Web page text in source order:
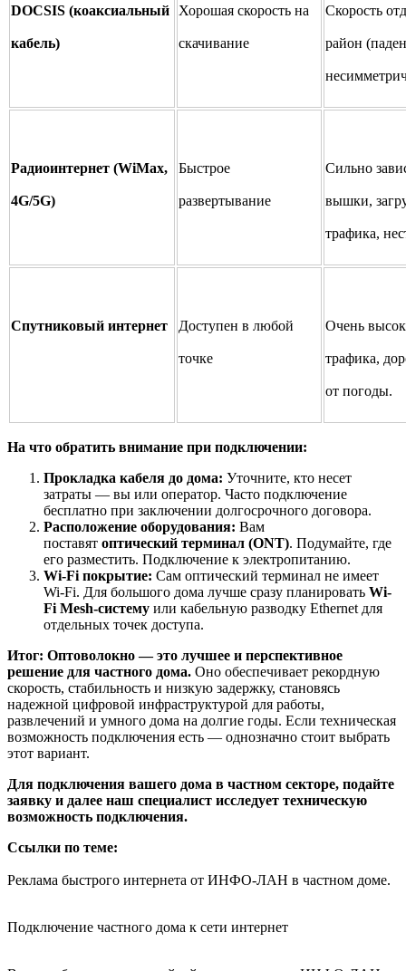
DOCSIS (коаксиальный
кабель)
Хорошая скорость на
скачивание
Скорость
район
Радиоинтернет (WiMax,
4G/5G)
Быстрое
развертывание
Сильно
вышки,
трафика,
Спутниковый интернет Доступен в любой
точке
Очень
трафика,
от погоды.
На что обратить внимание при подключении:
Прокладка кабеля до дома: Уточните, кто несет
затраты — вы или оператор. Часто подключение
бесплатно при заключении долгосрочного договора.
Расположение оборудования: Вам
поставят оптический терминал (ONT). Подумайте, где
его разместить. Подключение к электропитанию.
Wi-Fi покрытие: Сам оптический терминал не имеет
Wi-Fi. Для большого дома лучше сразу планировать Wi-
Fi Mesh-систему или кабельную разводку Ethernet для
отдельных точек доступа.
Итог: Оптоволокно — это лучшее и перспективное
решение для частного дома. Оно обеспечивает рекордную
скорость, стабильность и низкую задержку, становясь
надежной цифровой инфраструктурой для работы,
развлечений и умного дома на долгие годы. Если техническая
возможность подключения есть — однозначно стоит выбрать
этот вариант.
Для подключения вашего дома в частном секторе, подайте
заявку и далее наш специалист исследует техническую
возможность подключения.
Ссылки по теме:
Реклама быстрого интернета от ИНФО-ЛАН в частном доме.
Подключение частного дома к сети интернет